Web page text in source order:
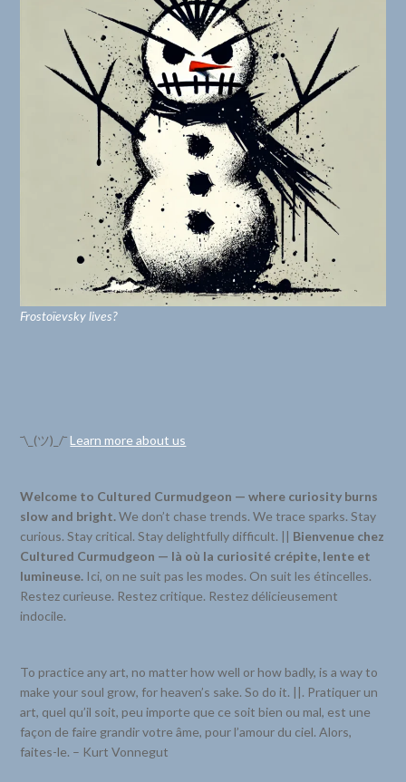
Frostoïevsky lives?
¯\_(ツ)_/¯Learn more about us
Welcome to Cultured Curmudgeon — where curiosity burns
slow and bright.We don’t chase trends. We trace sparks. Stay
curious. Stay critical. Stay delightfully difficult. || Bienvenue chez
Cultured Curmudgeon — là où la curiosité crépite, lente et
lumineuse. Ici, on ne suit pas les modes. On suit les étincelles.
Restez curieuse. Restez critique. Restez délicieusement
indocile.
To practice any art, no matter how well or how badly, is a way to
make your soul grow, for heaven’s sake. So do it. ||. Pratiquer un
art, quel qu’il soit, peu importe que ce soit bien ou mal, est une
façon de faire grandir votre âme, pour l’amour du ciel. Alors,
faites-le. – Kurt Vonnegut